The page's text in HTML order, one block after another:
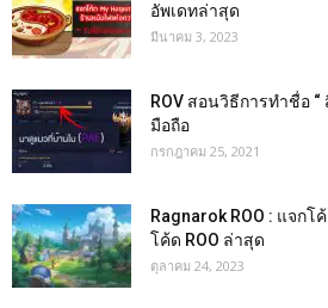
อัพเดทล่าสุด
มีนาคม 3, 2023
ROV สอนวิธีการทำชื่อ
มือถือ
กรกฎาคม 25, 2021
Ragnarok ROO : แจก
โค้ด ROO ล่าสุด
ตุลาคม 24, 2023